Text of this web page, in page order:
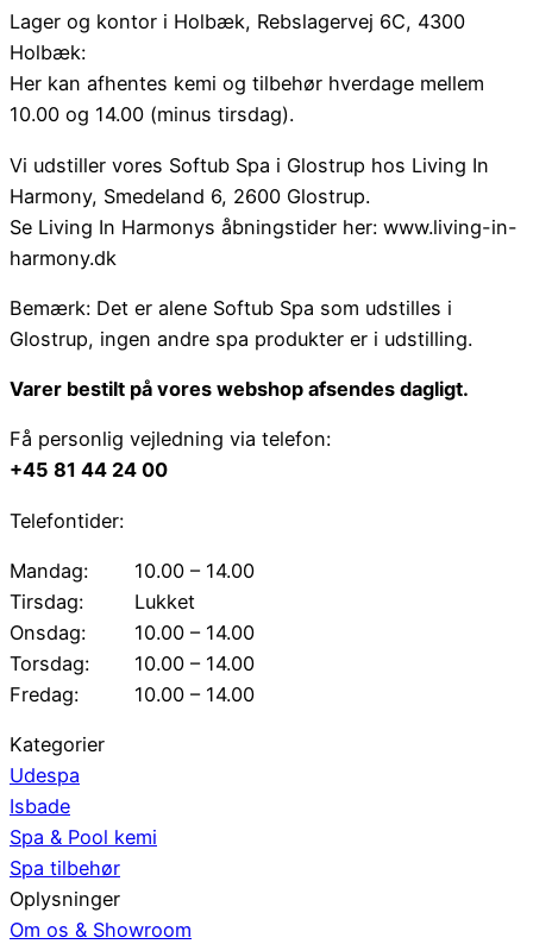
Lager og kontor i Holbæk, Rebslagervej 6C, 4300
Holbæk:
Her kan afhentes kemi og tilbehør hverdage mellem
10.00 og 14.00 (minus tirsdag).
Vi udstiller vores Softub Spa i Glostrup hos Living In
Harmony, Smedeland 6, 2600 Glostrup.
Se Living In Harmonys åbningstider her: www.living-in-
harmony.dk
Bemærk: Det er alene Softub Spa som udstilles i
Glostrup, ingen andre spa produkter er i udstilling.
Varer bestilt på vores webshop afsendes dagligt.
Få personlig vejledning via telefon:
+45 81 44 24 00
Telefontider:
Mandag:
10.00 – 14.00
Tirsdag:
Lukket
Onsdag:
10.00 – 14.00
Torsdag:
10.00 – 14.00
Fredag:
10.00 – 14.00
Kategorier
Udespa
Isbade
Spa & Pool kemi
Spa tilbehør
Oplysninger
Om os & Showroom